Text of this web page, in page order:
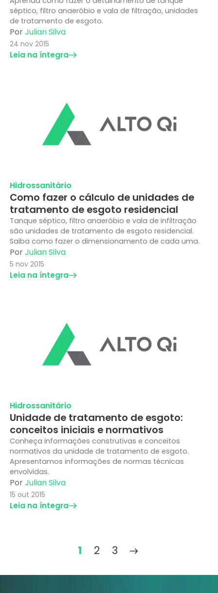
séptico, filtro anaeróbio e vala de filtração, unidades
de tratamento de esgoto.
PorJulian Silva
24 nov 2015
Leia na íntegra
Hidrossanitário
Como fazer o cálculo de unidades de
tratamento de esgoto residencial
Tanque séptico, filtro anaeróbio e vala de infiltração
são unidades de tratamento de esgoto residencial.
Saiba como fazer o dimensionamento de cada uma.
PorJulian Silva
5 nov 2015
Leia na íntegra
Hidrossanitário
Unidade de tratamento de esgoto:
conceitos iniciais e normativos
Conheça informações construtivas e conceitos
normativos da unidade de tratamento de esgoto.
Apresentamos informações de normas técnicas
envolvidas.
PorJulian Silva
15 out 2015
Leia na íntegra
1 2 3